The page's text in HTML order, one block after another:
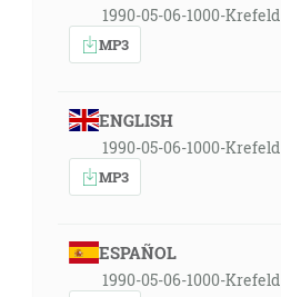
1990-05-06-1000-Krefeld
MP3
ENGLISH
1990-05-06-1000-Krefeld
MP3
ESPAÑOL
1990-05-06-1000-Krefeld